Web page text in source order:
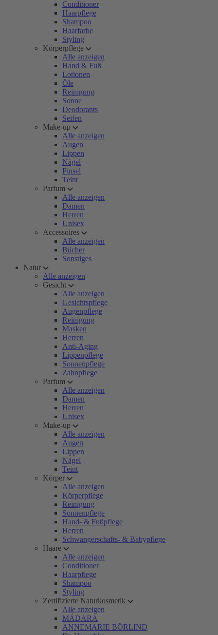
Conditioner
Haarpflege
Shampoo
Haarfarbe
Styling
Körperpflege
Alle anzeigen
Hand & Fuß
Lotionen
Öle
Reinigung
Sonne
Deodorants
Seifen
Make-up
Alle anzeigen
Augen
Lippen
Nägel
Pinsel
Teint
Parfum
Alle anzeigen
Damen
Herren
Unisex
Accessoires
Alle anzeigen
Bücher
Sonstiges
Natur
Alle anzeigen
Gesicht
Alle anzeigen
Gesichtspflege
Augenpflege
Reinigung
Masken
Herren
Anti-Aging
Lippenpflege
Sonnenpflege
Zahnpflege
Parfum
Alle anzeigen
Damen
Herren
Unisex
Make-up
Alle anzeigen
Augen
Lippen
Nägel
Teint
Körper
Alle anzeigen
Körperpflege
Reinigung
Sonnenpflege
Hand- & Fußpflege
Herren
Schwangerschafts- & Babypflege
Haare
Alle anzeigen
Conditioner
Haarpflege
Shampoo
Styling
Zertifizierte Naturkosmetik
Alle anzeigen
MÁDARA
ANNEMARIE BÖRLIND